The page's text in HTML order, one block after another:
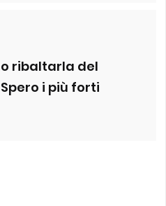
ribaltarla del
i più forti